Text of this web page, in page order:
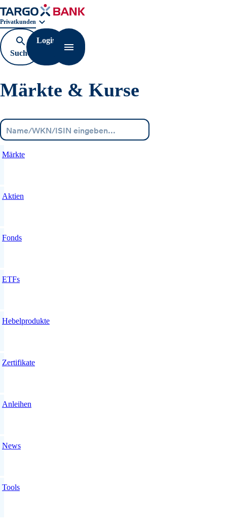
Geschäftsbereichnavigation. Aktuelle Auswahl:
Privatkunden
Suche
öffnen
Login
Navigation öffnen
Märkte & Kurse
Märkte
Aktien
Fonds
ETFs
Hebelprodukte
Zertifikate
Anleihen
News
Tools